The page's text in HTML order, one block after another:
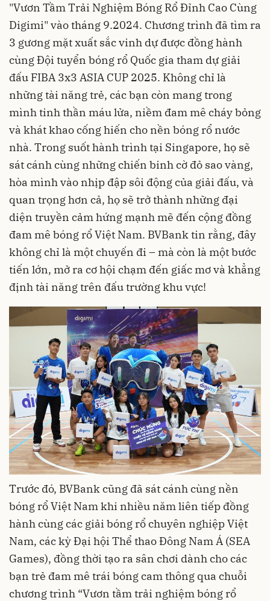
"Vươn Tầm Trải Nghiệm Bóng Rổ Đỉnh Cao Cùng
Digimi" vào tháng 9.2024. Chương trình đã tìm ra
3 gương mặt xuất sắc vinh dự được đồng hành
cùng Đội tuyển bóng rổ Quốc gia tham dự giải
đấu FIBA 3x3 ASIA CUP 2025. Không chỉ là
những tài năng trẻ, các bạn còn mang trong
mình tinh thần máu lửa, niềm đam mê cháy bỏng
và khát khao cống hiến cho nền bóng rổ nước
nhà. Trong suốt hành trình tại Singapore, họ sẽ
sát cánh cùng những chiến binh cờ đỏ sao vàng,
hòa mình vào nhịp đập sôi động của giải đấu, và
quan trọng hơn cả, họ sẽ trở thành những đại
diện truyền cảm hứng mạnh mẽ đến cộng đồng
đam mê bóng rổ Việt Nam. BVBank tin rằng, đây
không chỉ là một chuyến đi – mà còn là một bước
tiến lớn, mở ra cơ hội chạm đến giấc mơ và khẳng
định tài năng trên đấu trường khu vực!
Trước đó, BVBank cũng đã sát cánh cùng nền
bóng rổ Việt Nam khi nhiều năm liên tiếp đồng
hành cùng các giải bóng rổ chuyên nghiệp Việt
Nam, các kỳ Đại hội Thể thao Đông Nam Á (SEA
Games), đồng thời tạo ra sân chơi dành cho các
bạn trẻ đam mê trái bóng cam thông qua chuỗi
chương trình “Vươn tầm trải nghiệm bóng rổ